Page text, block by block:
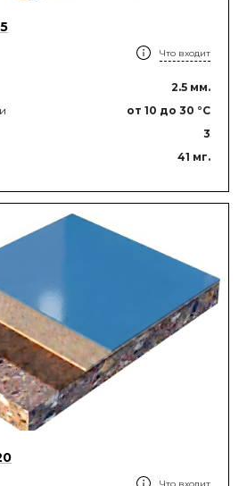
Что входит
2.5 мм.
от 10 до 30 °C
3
41 мг.
Что входит